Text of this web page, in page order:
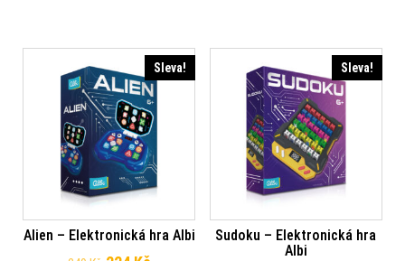
Sleva!
Alien – Elektronická hra Albi
Sleva!
Sudoku – Elektronická hra
Albi